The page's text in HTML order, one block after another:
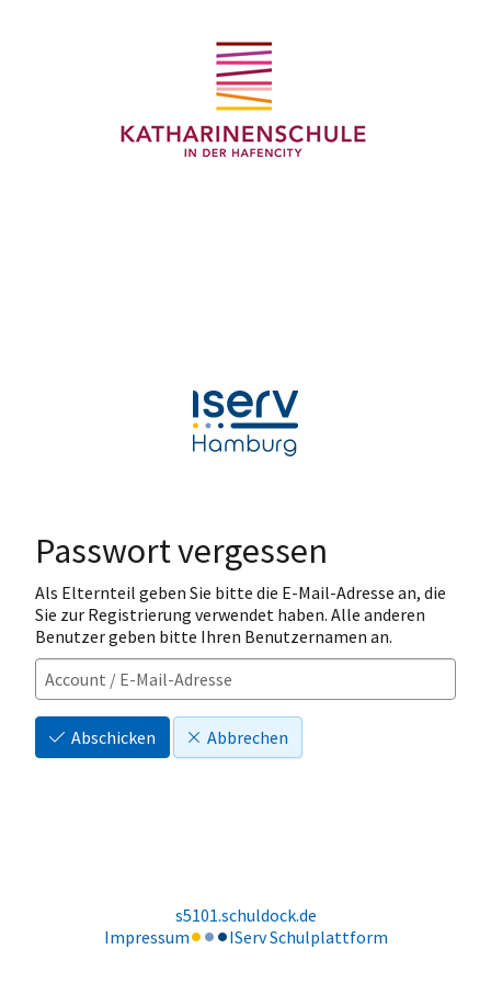
Passwort vergessen
Als Elternteil geben Sie bitte die E-Mail-Adresse an, die
Sie zur Registrierung verwendet haben. Alle anderen
Benutzer geben bitte Ihren Benutzernamen an.
Abschicken Abbrechen
s5101.schuldock.de
Impressum
IServ Schulplattform